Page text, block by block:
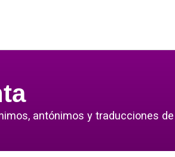
antónimos y traducciones